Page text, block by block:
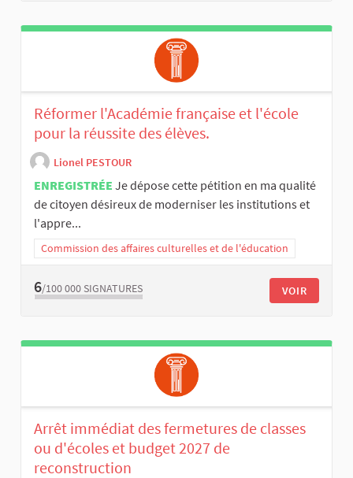
Réformer l'Académie française et l'école
pour la réussite des élèves.
Lionel PESTOUR
ENREGISTRÉE Je dépose cette pétition en ma qualité
de citoyen désireux de moderniser les institutions et
l'appre...
Commission des affaires culturelles et de l'éducation
6/100 000 SIGNATURES VOIR
Arrêt immédiat des fermetures de classes
ou d'écoles et budget 2027 de
reconstruction